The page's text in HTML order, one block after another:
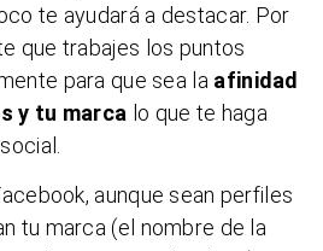
te ayudará a destacar. Por
que trabajes los puntos
para que sea la afinidad
y tu marca lo que te haga
aunque sean perfiles
tu marca (el nombre de la